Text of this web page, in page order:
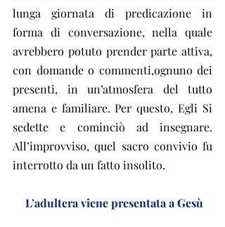
lunga giornata di predicazione in
forma di conversazione, nella quale
avrebbero potuto prender parte attiva,
con domande o commenti,ognuno dei
presenti, in un’atmosfera del tutto
amena e familiare. Per questo, Egli Si
sedette e cominciò ad insegnare.
All’improvviso, quel sacro convivio fu
interrotto da un fatto insolito.
L’adultera viene presentata a Gesù